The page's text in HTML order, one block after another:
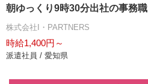
朝ゆっくり9時30分出社の事務職
株式会社I・PARTNERS
時給1,400円～
派遣社員 / 愛知県